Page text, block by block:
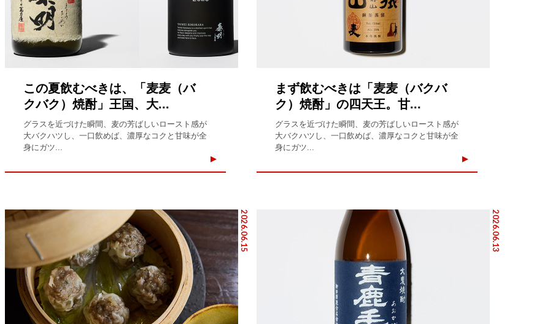
この夏飲むべきは、「麦麦（バ
クバク）焼酎」王国、大...
グラスを近づけた瞬間、麦の芳ばしいロースト感が
大バクハツし、一口飲めば、濃厚なコクと甘味が全
身にガツ...
まず飲むべきは「麦麦（バクバ
ク）焼酎」の四天王。甘...
グラスを近づけた瞬間、麦の芳ばしいロースト感が
大バクハツし、一口飲めば、濃厚なコクと甘味が全
身にガツ...
2026.06.15 2026.06.13